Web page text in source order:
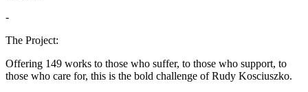
-
The Project:
Offering 149 works to those who suffer, to those who support, to
those who care for, this is the bold challenge of Rudy Kosciuszko.